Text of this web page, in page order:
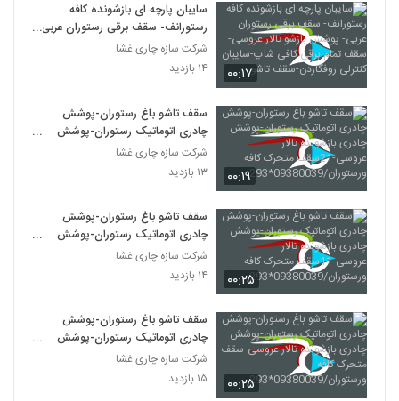
۰۰:۱۷
سایبان پارچه ای بازشونده کافه
رستورانف- سقف برقی رستوران عربی-
پوشش بازشو تالار عروسی-سقف تمام
برقی کافی شاپ-سایبان کنترلی
شرکت سازه چاری غشا
۱۴ بازدید
۰۰:۱۹
سقف تاشو باغ رستوران-پوشش
چادری اتوماتیک رستوران-پوشش
متحرک کافه
ورستوران/09380039*293
شرکت سازه چاری غشا
۱۳ بازدید
۰۰:۲۵
سقف تاشو باغ رستوران-پوشش
چادری اتوماتیک رستوران-پوشش
متحرک کافه
شرکت سازه چاری غشا
۱۴ بازدید
۰۰:۲۵
سقف تاشو باغ رستوران-پوشش
چادری اتوماتیک رستوران-پوشش
چادری بازشونده تالار عروسی-سقف
متحرک کافه
شرکت سازه چاری غشا
۱۵ بازدید